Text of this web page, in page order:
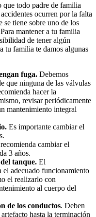
que todo padre de familia
ocurren por la falta
tiene sobre uno de los
mantener a tu familia
de tener algún
tu familia te damos algunas
fuga. Debemos
que ninguna de las válvulas
hacer la
revisar periódicamente
mantenimiento integral
Es importante cambiar el
cambiar el
3 años.
tanque. El
el adecuado funcionamiento
el realizarlo con
al cuerpo del
de los conductos. Deben
hasta la terminación